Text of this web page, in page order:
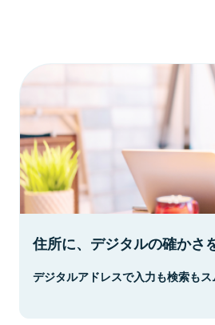
住所に、デジタルの確かさ
デジタルアドレスで入力も検索もス